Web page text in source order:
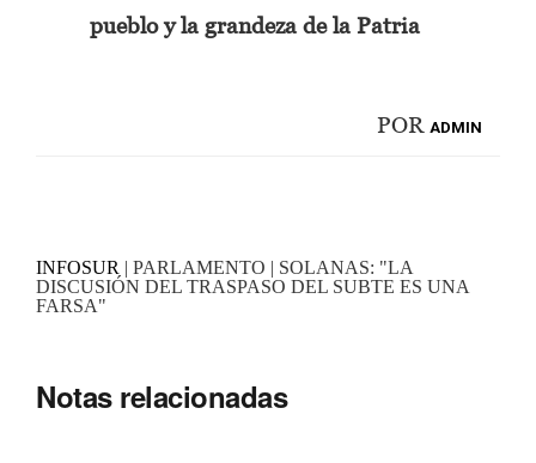
POR ADMIN
INFOSUR | PARLAMENTO | SOLANAS: "LA
DISCUSIÓN DEL TRASPASO DEL SUBTE ES UNA
FARSA"
Notas relacionadas